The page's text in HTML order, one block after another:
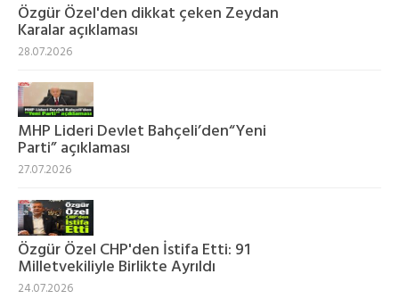
Özgür Özel'den dikkat çeken Zeydan
Karalar açıklaması
28.07.2026
MHP Lideri Devlet Bahçeli’den“Yeni
Parti” açıklaması
27.07.2026
Özgür Özel CHP'den İstifa Etti: 91
Milletvekiliyle Birlikte Ayrıldı
24.07.2026